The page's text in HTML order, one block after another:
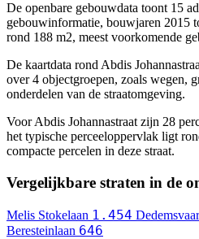
De openbare gebouwdata toont 15
gebouwinformatie, bouwjaren 2015
rond 188 m2, meest voorkomende
De kaartdata rond Abdis
over 4 objectgroepen, zoals wegen,
onderdelen van de straatomgeving.
Voor Abdis Johannastraat zijn 28
het typische perceeloppervlak ligt
compacte percelen in deze straat.
Vergelijkbare straten in de
Melis Stokelaan 1.454
Beresteinlaan 646